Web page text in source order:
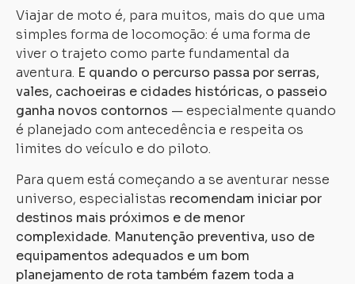
Viajar de moto é, para muitos, mais do que uma
simples forma de locomoção: é uma forma de
viver o trajeto como parte fundamental da
aventura. E quando o percurso passa por serras,
vales, cachoeiras e cidades históricas, o passeio
ganha novos contornos — especialmente quando
é planejado com antecedência e respeita os
limites do veículo e do piloto.
Para quem está começando a se aventurar nesse
universo, especialistas recomendam iniciar por
destinos mais próximos e de menor
complexidade. Manutenção preventiva, uso de
equipamentos adequados e um bom
planejamento de rota também fazem toda a